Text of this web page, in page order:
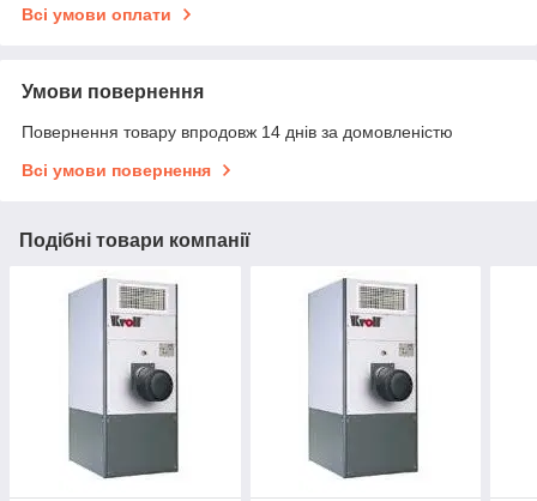
Всі умови оплати
Умови повернення
Повернення товару впродовж 14 днів за домовленістю
Всі умови повернення
Подібні товари компанії